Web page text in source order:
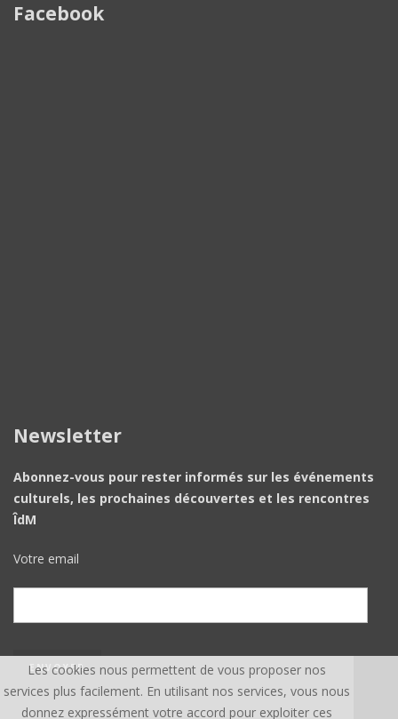
Facebook
Newsletter
Abonnez-vous pour rester informés sur les événements
culturels, les prochaines découvertes et les rencontres
ÎdM
Votre email
Les cookies nous permettent de vous proposer nos
services plus facilement. En utilisant nos services, vous nous
donnez expressément votre accord pour exploiter ces